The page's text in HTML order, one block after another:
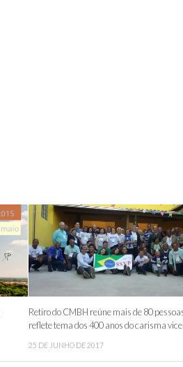
Retiro do CMBH reúne mais de 80
reflete tema dos 400 anos do carisma
25 DE JUNHO DE 2017